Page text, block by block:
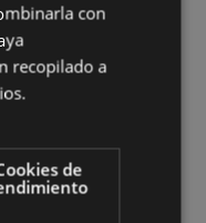
con
recopilado a
de